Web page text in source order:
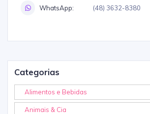
WhatsApp: (48) 3632-8380
Categorias
Alimentos e Bebidas
Animais & Cia